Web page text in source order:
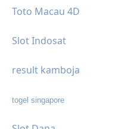
Toto Macau 4D
Slot Indosat
result kamboja
togel singapore